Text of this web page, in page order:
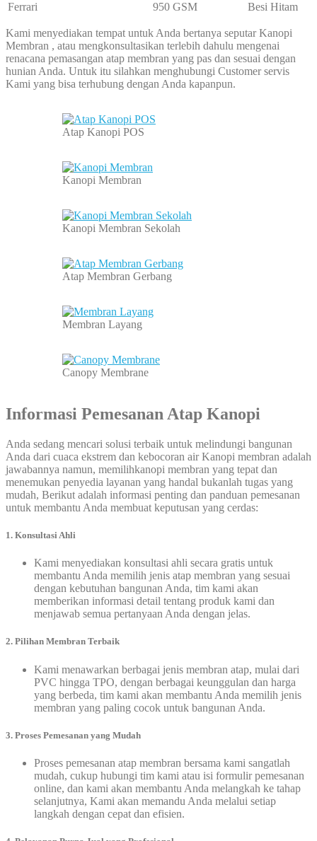
Ferrari
950 GSM Besi Hitam
Kami menyediakan tempat untuk Anda bertanya seputar Kanopi
Membran , atau mengkonsultasikan terlebih dahulu mengenai
renacana pemasangan atap membran yang pas dan sesuai dengan
hunian Anda. Untuk itu silahkan menghubungi Customer servis
Kami yang bisa terhubung dengan Anda kapanpun.
Atap Kanopi POS
Kanopi Membran
Kanopi Membran Sekolah
Atap Membran Gerbang
Membran Layang
Canopy Membrane
Informasi Pemesanan Atap Kanopi
Anda sedang mencari solusi terbaik untuk melindungi bangunan
Anda dari cuaca ekstrem dan kebocoran air Kanopi membran adalah
jawabannya namun, memilihkanopi membran yang tepat dan
menemukan penyedia layanan yang handal bukanlah tugas yang
mudah, Berikut adalah informasi penting dan panduan pemesanan
untuk membantu Anda membuat keputusan yang cerdas:
1. Konsultasi Ahli
Kami menyediakan konsultasi ahli secara gratis untuk
membantu Anda memilih jenis atap membran yang sesuai
dengan kebutuhan bangunan Anda, tim kami akan
memberikan informasi detail tentang produk kami dan
menjawab semua pertanyaan Anda dengan jelas.
2. Pilihan Membran Terbaik
Kami menawarkan berbagai jenis membran atap, mulai dari
PVC hingga TPO, dengan berbagai keunggulan dan harga
yang berbeda, tim kami akan membantu Anda memilih jenis
membran yang paling cocok untuk bangunan Anda.
3. Proses Pemesanan yang Mudah
Proses pemesanan atap membran bersama kami sangatlah
mudah, cukup hubungi tim kami atau isi formulir pemesanan
online, dan kami akan membantu Anda melangkah ke tahap
selanjutnya, Kami akan memandu Anda melalui setiap
langkah dengan cepat dan efisien.